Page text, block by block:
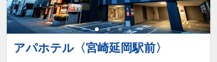
・電子レンジをご利用いただけます
■7階
・コインランドリー2台
＜料金＞洗濯機:300円／30分 乾燥
アパホテル〈宮崎延岡駅前〉